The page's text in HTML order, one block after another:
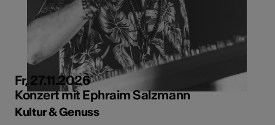
Fr, 27.11.2026
Konzert mit Ephraim Salzmann
Kultur & Genuss